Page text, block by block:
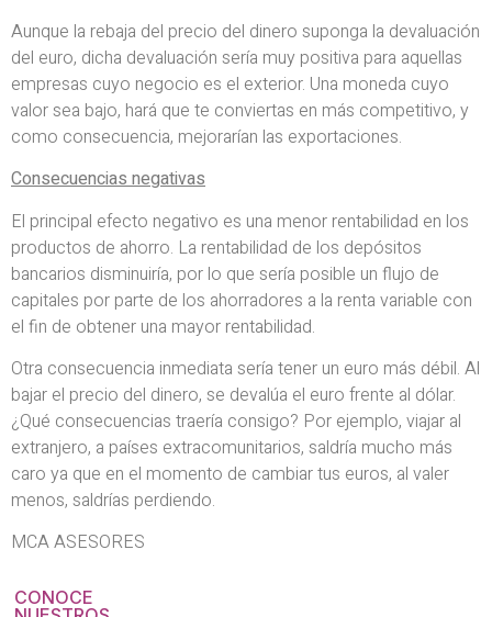
Aunque la rebaja del precio del dinero suponga la devaluación
del euro, dicha devaluación sería muy positiva para aquellas
empresas cuyo negocio es el exterior. Una moneda cuyo
valor sea bajo, hará que te conviertas en más competitivo, y
como consecuencia, mejorarían las exportaciones.
Consecuencias negativas
El principal efecto negativo es una menor rentabilidad en los
productos de ahorro. La rentabilidad de los depósitos
bancarios disminuiría, por lo que sería posible un flujo de
capitales por parte de los ahorradores a la renta variable con
el fin de obtener una mayor rentabilidad.
Otra consecuencia inmediata sería tener un euro más débil. Al
bajar el precio del dinero, se devalúa el euro frente al dólar.
¿Qué consecuencias traería consigo? Por ejemplo, viajar al
extranjero, a países extracomunitarios, saldría mucho más
caro ya que en el momento de cambiar tus euros, al valer
menos, saldrías perdiendo.
MCA ASESORES
CONOCE